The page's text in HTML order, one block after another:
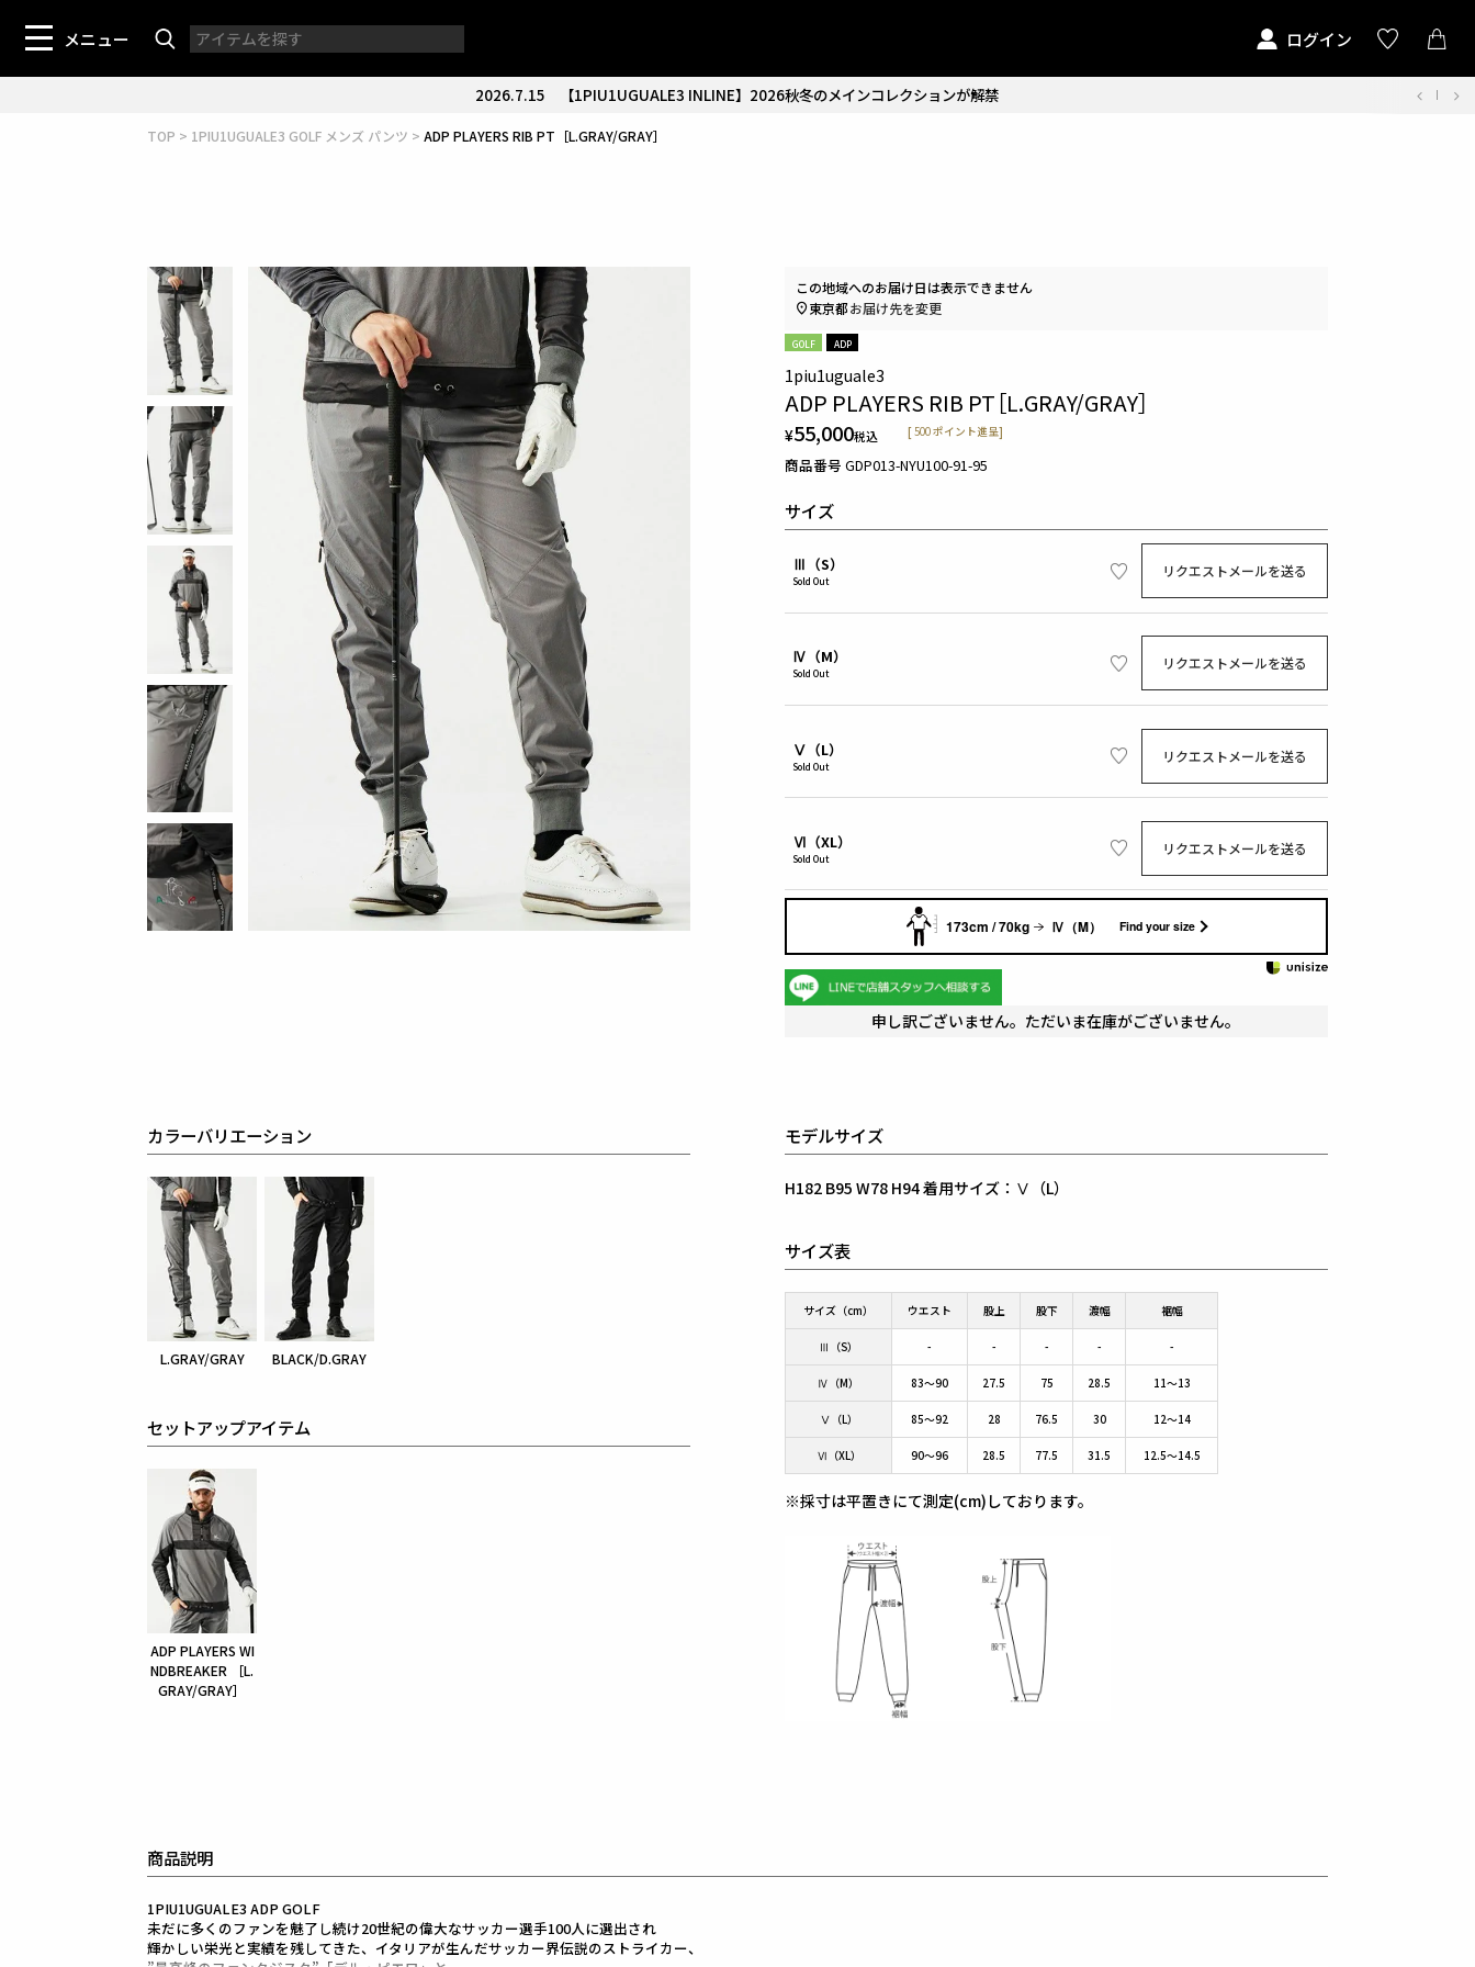
メニュー ログイン
2026.7.15 【1PIU1UGUALE3 INLINE】2026秋冬のメインコレクションが解禁
TOP 1PIU1UGUALE3 GOLF メンズ パンツ ADP PLAYERS RIB PT［L.GRAY/GRAY］
GOLF ADP
1piu1uguale3
ADP PLAYERS RIB PT［L.GRAY/GRAY］
¥55,000税込 [500ポイント進呈]
商品番号 GDP013-NYU100-91-95
サイズ
Ⅲ（S）
Sold Out
リクエストメールを送る
Ⅳ（M）
Sold Out
リクエストメールを送る
Ⅴ（L）
Sold Out
リクエストメールを送る
Ⅵ（XL）
Sold Out
リクエストメールを送る
173cm / 70kg Ⅳ（M） Find your size
この地域へのお届け日は表示できません
東京都お届け先を変更
申し訳ございません。ただいま在庫がございません。
カラーバリエーション
L.GRAY/GRAY BLACK/D.GRAY
セットアップアイテム
ADP PLAYERS WI
NDBREAKER ［L.
GRAY/GRAY］
モデルサイズ
H182 B95 W78 H94 着用サイズ：Ⅴ（L）
サイズ表
サイズ（cm） ウエスト 股上 股下 渡幅 裾幅
Ⅲ（S） - - - - -
Ⅳ（M） 83～90 27.5 75 28.5 11～13
Ⅴ（L） 85～92 28 76.5 30 12～14
Ⅵ（XL） 90～96 28.5 77.5 31.5 12.5～14.5
※採寸は平置きにて測定(cm)しております。
商品説明
1PIU1UGUALE3 ADP GOLF
未だに多くのファンを魅了し続け20世紀の偉大なサッカー選手100人に選出され
輝かしい栄光と実績を残してきた、イタリアが生んだサッカー界伝説のストライカー、